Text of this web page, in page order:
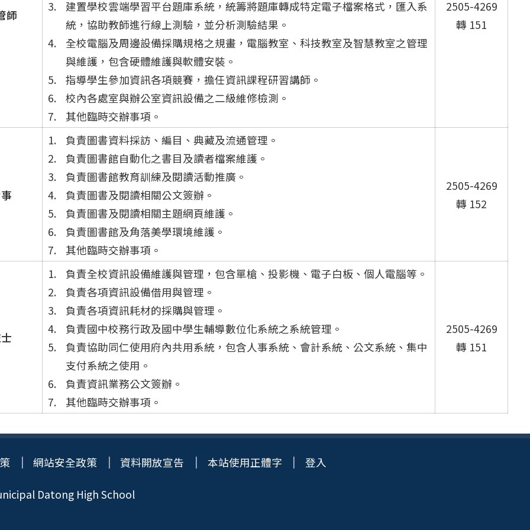
師
建置學校雲端學習平台題庫系統，統籌將題庫轉成特定電子檔案格式，匯入系
統，協助教師進行線上測驗，並分析測驗結果。
全校電腦及周邊設備採購規格之規畫，電腦教室、科技教室及智慧教室之管理
與維護，包含硬體維護與軟體安裝。
指導學生參加資訊各項競賽，擔任資訊課程研習講師。
校內各處室與辦公室資訊設備之二級維修檢測。
其他臨時交辦事項。
2505-4269
轉 151
負責圖書資料採訪、編目、典藏及流通管理。
負責圖書館自動化之書目及讀者檔案維護。
負責圖書館教育訓練及閱讀活動推廣。
負責圖書及閱讀相關公文簽辦。
負責圖書及閱讀相關主題網頁維護。
負責圖書館及角落美學環境維護。
其他臨時交辦事項。
2505-4269
轉 152
負責全校資訊設備維護與管理，包含單槍、投影機、電子白板、個人電腦等。
負責各項資訊設備借用與管理。
負責各項資訊耗材的採購與管理。
負責國中校務行政及國中學生輔導數位化系統之系統管理。
負責協助同仁使用府內共用系統，包含人事系統、會計系統、公文系統、集中
支付系統之使用。
負責資訊業務公文簽辦。
其他臨時交辦事項。
2505-4269
轉 151
網站安全政策 資料開放宣告 本站使用正體字 登入
Datong High School